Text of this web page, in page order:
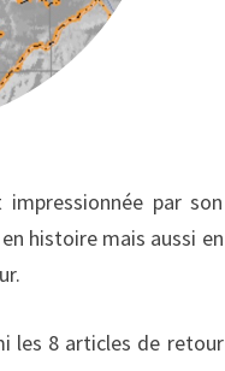
par son
histoire mais aussi en
les 8 articles de retour